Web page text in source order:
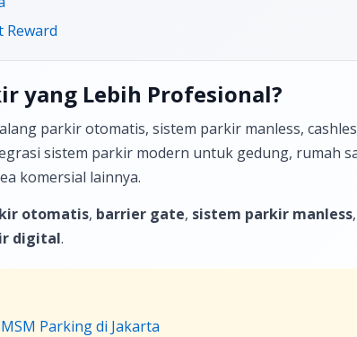
Reward
yang Lebih Profesional?
parkir otomatis, sistem parkir manless,
sistem parkir modern untuk gedung, rumah
komersial lainnya.
otomatis, barrier gate, sistem parkir manless,
digital.
Parking di Jakarta